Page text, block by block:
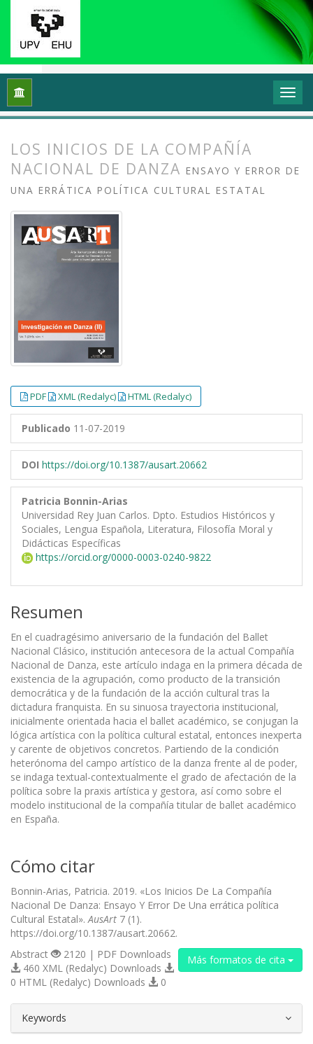
Inicio Vol. 7 Núm. 1 (2019): Investigación en danza
LOS INICIOS DE LA COMPAÑÍA
NACIONAL DE DANZA ENSAYO Y ERROR DE
UNA ERRÁTICA POLÍTICA CULTURAL ESTATAL
PDF XML (Redalyc) HTML (Redalyc)
Publicado 11-07-2019
DOI https://doi.org/10.1387/ausart.20662
Patricia Bonnin-Arias
Universidad Rey Juan Carlos. Dpto. Estudios Históricos y
Sociales, Lengua Española, Literatura, Filosofía Moral y
Didácticas Específicas
https://orcid.org/0000-0003-0240-9822
Resumen
En el cuadragésimo aniversario de la fundación del Ballet
Nacional Clásico, institución antecesora de la actual Compañía
Nacional de Danza, este artículo indaga en la primera década de
existencia de la agrupación, como producto de la transición
democrática y de la fundación de la acción cultural tras la
dictadura franquista. En su sinuosa trayectoria institucional,
inicialmente orientada hacia el ballet académico, se conjugan la
lógica artística con la política cultural estatal, entonces inexperta
y carente de objetivos concretos. Partiendo de la condición
heterónoma del campo artístico de la danza frente al de poder,
se indaga textual-contextualmente el grado de afectación de la
política sobre la praxis artística y gestora, así como sobre el
modelo institucional de la compañía titular de ballet académico
en España.
Cómo citar
Bonnin-Arias, Patricia. 2019. «Los Inicios De La Compañía
Nacional De Danza: Ensayo Y Error De Una errática política
Cultural Estatal». AusArt 7 (1).
https://doi.org/10.1387/ausart.20662.
Más formatos de cita
Abstract
2120 | PDF Downloads
460 XML (Redalyc) Downloads
0 HTML (Redalyc) Downloads
0
Keywords